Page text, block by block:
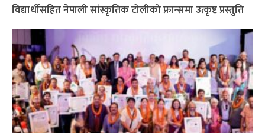
विद्यार्थीसहित नेपाली सांस्कृतिक टोलीको फ्रान्समा उत्कृष्ट प्रस्तुति